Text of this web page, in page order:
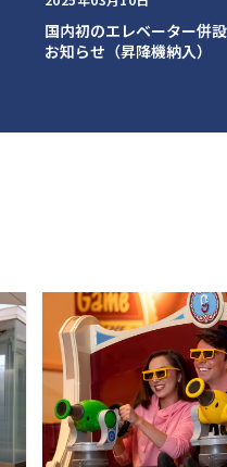
国内初のエレベーター併
お知らせ（昇降機納入）